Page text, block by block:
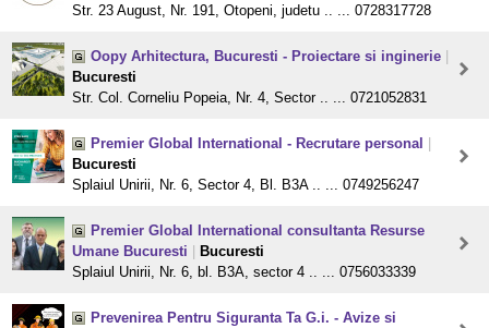
Str. 23 August, Nr. 191, Otopeni, judetu .. ... 0728317728
Oopy Arhitectura, Bucuresti - Proiectare si inginerie
Bucuresti
Str. Col. Corneliu Popeia, Nr. 4, Sector .. ... 0721052831
Premier Global International - Recrutare personal
Bucuresti
Splaiul Unirii, Nr. 6, Sector 4, Bl. B3A .. ... 0749256247
Premier Global International consultanta Resurse
Umane Bucuresti
Bucuresti
Splaiul Unirii, Nr. 6, bl. B3A, sector 4 .. ... 0756033339
Prevenirea Pentru Siguranta Ta G.i. - Avize si